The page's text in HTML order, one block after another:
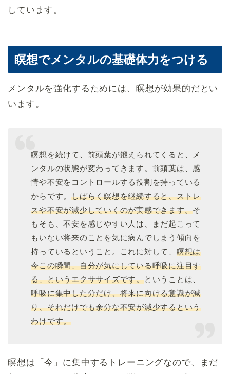
しています。
瞑想でメンタルの基礎体力をつける
メンタルを強化するためには、瞑想が効果的だとい
います。
瞑想を続けて、前頭葉が鍛えられてくると、メ
ンタルの状態が変わってきます。前頭葉は、感
情や不安をコントロールする役割を持っている
からです。しばらく瞑想を継続すると、ストレ
スや不安が減少していくのが実感できます。そ
もそも、不安を感じやすい人は、まだ起こって
もいない将来のことを気に病んでしまう傾向を
持っているということ。これに対して、 瞑想は
今この瞬間、自分が気にしている呼吸に注目す
る、というエクササイズです。ということは、
呼吸に集中した分だけ、将来に向ける意識が減
り、それだけでも余分な不安が減少するという
わけです。
瞑想は「今」に集中するトレーニングなので、まだ